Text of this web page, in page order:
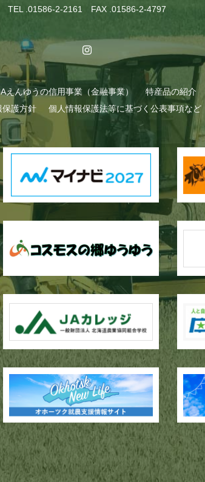
います
TEL .01586-2-2161 FAX .01586-2-4797
えんゆうの信用事業（金融事業） 特産品の紹介
保護方針 個人情報保護法等に基づく公表事項など